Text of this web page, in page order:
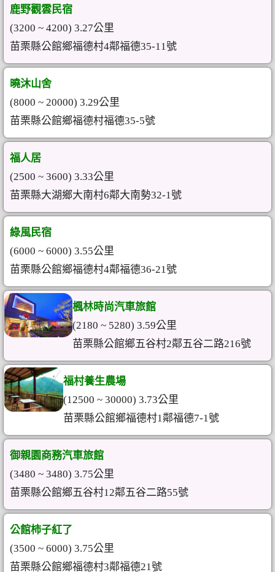
鹿野觀雲民宿
(3200 ~ 4200) 3.27公里
苗栗縣公館鄉福德村4鄰福德35-11號
曉沐山舍
(8000 ~ 20000) 3.29公里
苗栗縣公館鄉福德村福德35-5號
福人居
(2500 ~ 3600) 3.33公里
苗栗縣大湖鄉大南村6鄰大南勢32-1號
綠風民宿
(6000 ~ 6000) 3.55公里
苗栗縣公館鄉福德村4鄰福德36-21號
楓林時尚汽車旅館
(2180 ~ 5280) 3.59公里
苗栗縣公館鄉五谷村2鄰五谷二路216號
福村養生農場
(12500 ~ 30000) 3.73公里
苗栗縣公館鄉福德村1鄰福德7-1號
御親園商務汽車旅館
(3480 ~ 3480) 3.75公里
苗栗縣公館鄉五谷村12鄰五谷二路55號
公館柿子紅了
(3500 ~ 6000) 3.75公里
苗栗縣公館鄉福德村3鄰福德21號